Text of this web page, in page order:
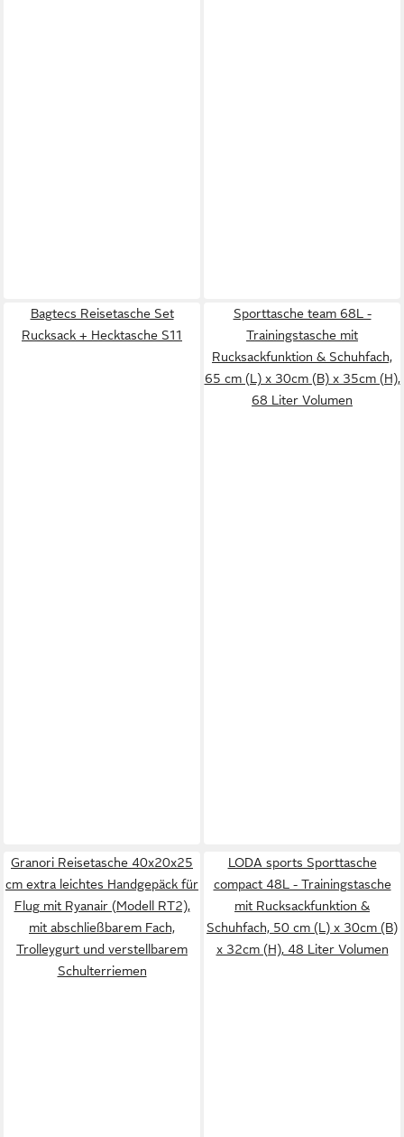
Bagtecs Reisetasche Set
Rucksack + Hecktasche S11
Sporttasche team 68L -
Trainingstasche mit
Rucksackfunktion & Schuhfach,
65 cm (L) x 30cm (B) x 35cm (H),
68 Liter Volumen
Granori Reisetasche 40x20x25
cm extra leichtes Handgepäck für
Flug mit Ryanair (Modell RT2),
mit abschließbarem Fach,
Trolleygurt und verstellbarem
Schulterriemen
LODA sports Sporttasche
compact 48L - Trainingstasche
mit Rucksackfunktion &
Schuhfach, 50 cm (L) x 30cm (B)
x 32cm (H), 48 Liter Volumen